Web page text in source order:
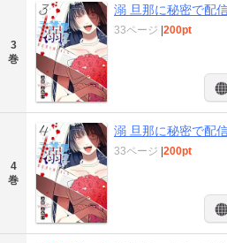
3
巻
溺 旦那に秘密で配
33ページ |200pt
4
巻
溺 旦那に秘密で配
33ページ |200pt